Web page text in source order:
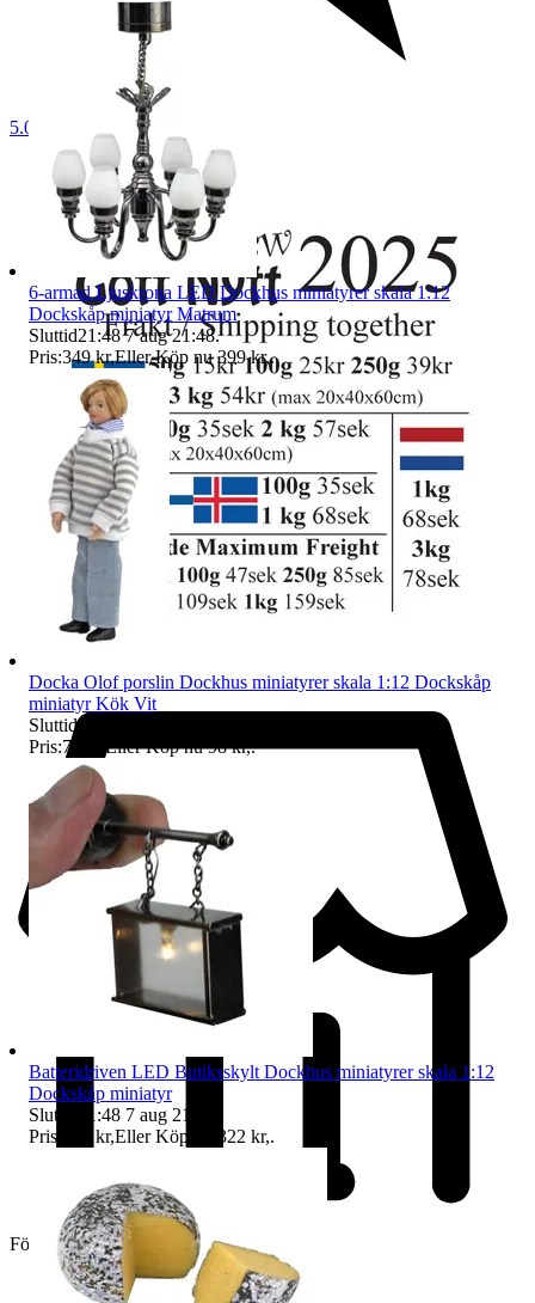
5.0
Företag
6-armad Ljuskrona LED Dockhus miniatyrer skala 1:12
Dockskåp miniatyr Matrum
Sluttid21:48 7 aug 21:48.
Pris:349 kr,Eller Köp nu 399 kr,.
Docka Olof porslin Dockhus miniatyrer skala 1:12 Dockskåp
miniatyr Kök Vit
Sluttid21:48
Pris:78 kr Eller Köp nu 98 kr,.
Batteridriven LED Butiksskylt Dockhus miniatyrer skala 1:12
Dockskåp miniatyr
Sluttid
21:48 7 aug 21:48
Pris:
195 kr,Eller Köp nu 322 kr,.